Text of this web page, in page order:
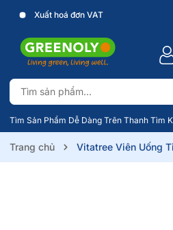
Xuất hoá đơn VAT
Tìm Sản Phẩm Dễ Dàng Trên Thanh Tìm
Trang chủ Vitatree Viên Uống